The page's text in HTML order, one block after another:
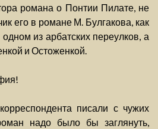
романа о Понтии Пилате, не
его в романе М. Булгакова, как
из арбатских переулков, а
и Остоженкой.
писали с чужих
надо было бы заглянуть,